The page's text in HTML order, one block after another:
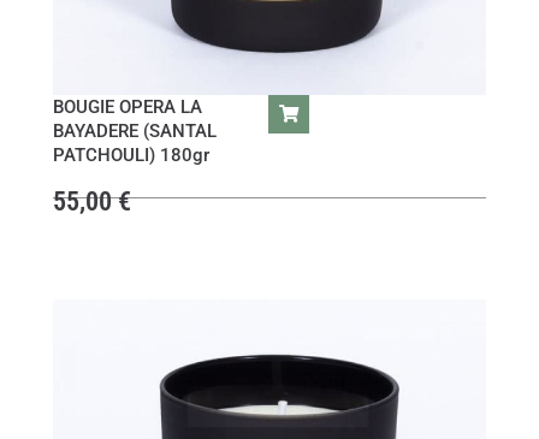
BOUGIE OPERA LA
BAYADERE (SANTAL
PATCHOULI) 180gr
55,00€